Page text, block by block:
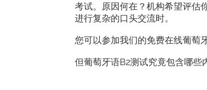
考试。原因何在？机构希望评估
进行复杂的口头交流时。
您可以参加我们的免费在线葡萄
但葡萄牙语B2测试究竟包含哪些